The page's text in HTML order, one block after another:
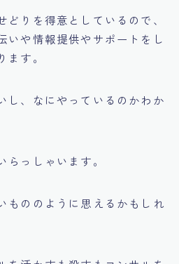
どりを得意としているので、
いや情報提供やサポートをし
す。
し、なにやっているのかわか
らっしゃいます。
もののように思えるかもしれ